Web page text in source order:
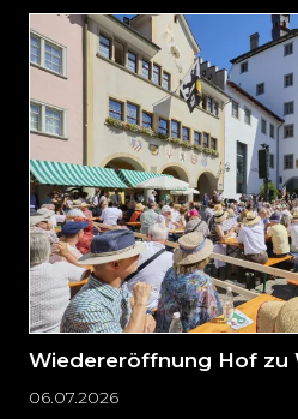
und
direkt
zum
Seitenende
springen?
Wiedereröffnung Hof zu
06.07.2026